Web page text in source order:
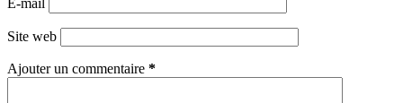
Site web
Ajouter un commentaire *